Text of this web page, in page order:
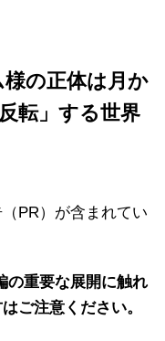
様の正体は月か
転」する世界
PR）が含まれてい
の重要な展開に触れ
ご注意ください。